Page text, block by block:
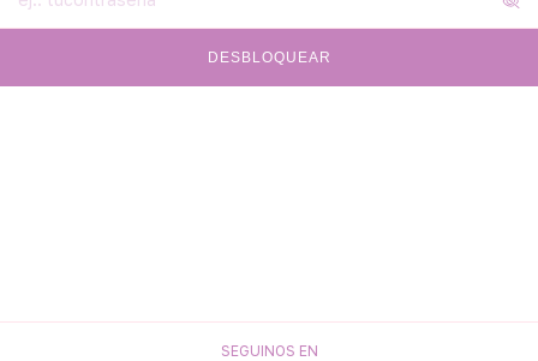
DESBLOQUEAR
SEGUINOS EN